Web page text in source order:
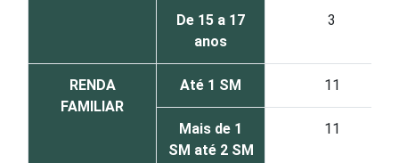
De 15 a 17
anos
3
RENDA
FAMILIAR
Até 1 SM 11
Mais de 1
SM até 2 SM
11